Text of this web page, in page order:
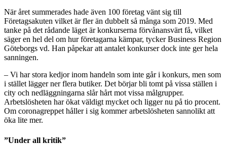
När året summerades hade även 100 företag vänt sig till
Företagsakuten vilket är fler än dubbelt så många som 2019. Med
tanke på det rådande läget är konkurserna förvånansvärt få, vilket
säger en hel del om hur företagarna kämpar, tycker Business Region
Göteborgs vd. Han påpekar att antalet konkurser dock inte ger hela
sanningen.
– Vi har stora kedjor inom handeln som inte går i konkurs, men som
i stället lägger ner flera butiker. Det börjar bli tomt på vissa ställen i
city och nedläggningarna slår hårt mot vissa målgrupper.
Arbetslösheten har ökat väldigt mycket och ligger nu på tio procent.
Om coronagreppet håller i sig kommer arbetslösheten sannolikt att
öka lite mer.
”Under all kritik”